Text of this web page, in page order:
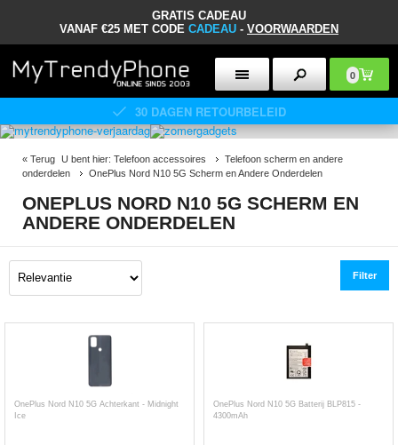
GRATIS CADEAU
VANAF €25 MET CODE CADEAU - VOORWAARDEN
0
30 DAGEN RETOURBELEID
« Terug U bent hier: Telefoon accessoires
Telefoon scherm en andere
onderdelen
OnePlus Nord N10 5G Scherm en Andere Onderdelen
ONEPLUS NORD N10 5G SCHERM EN
ANDERE ONDERDELEN
Filter
OnePlus Nord N10 5G Achterkant - Midnight
Ice
OnePlus Nord N10 5G Batterij BLP815 -
4300mAh